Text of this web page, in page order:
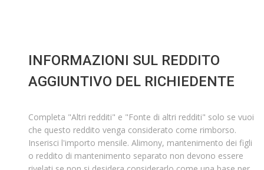
INFORMAZIONI SUL REDDITO
AGGIUNTIVO DEL RICHIEDENTE
Completa "Altri redditi" e "Fonte di altri redditi" solo se vuoi
che questo reddito venga considerato come rimborso.
Inserisci l'importo mensile. Alimony, mantenimento dei figli
o reddito di mantenimento separato non devono essere